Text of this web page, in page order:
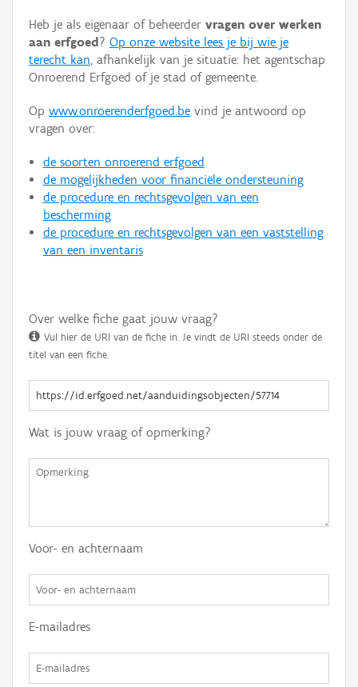
Hergebruik
Aanmelden
Heb je als eigenaar of beheerder vragen over werken
aan erfgoed ? Op onze website lees je bij wie je
terecht kan, afhankelijk van je situatie: het agentschap
Onroerend Erfgoed of je stad of gemeente.
Op www.onroerenderfgoed.be vind je antwoord op
vragen over:
de soorten onroerend erfgoed
de mogelijkheden voor financiële ondersteuning
de procedure en rechtsgevolgen van een
bescherming
de procedure en rechtsgevolgen van een vaststelling
van een inventaris
Over welke fiche gaat jouw vraag?
Vul hier de URI van de fiche in. Je vindt de URI steeds onder de
titel van een fiche.
Wat is jouw vraag of opmerking?
Voor- en achternaam
E-mailadres